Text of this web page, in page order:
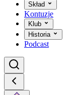
Skład
Kontuzje
Klub
Historia
Podcast